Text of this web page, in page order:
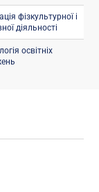
фізкультурної і
діяльності
освітніх